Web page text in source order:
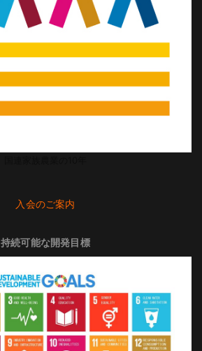
入会のご案内
持続可能な開発目標